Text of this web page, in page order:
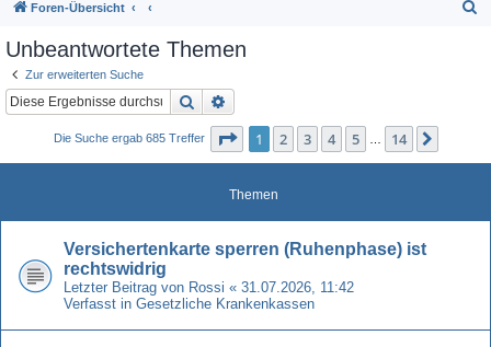
Foren-Übersicht
Unbeantwortete Themen
Zur erweiterten Suche
Suche
Die Suche ergab 685 Treffer Seite 1von 14
1 2 3 4 5 14
Themen
Versichertenkarte sperren (Ruhenphase) ist
rechtswidrig
Letzter Beitrag von Rossi « 31.07.2026, 11:42
Verfasst in Gesetzliche Krankenkassen